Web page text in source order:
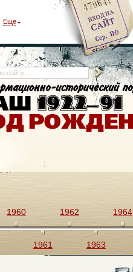
Еще
1960
1961
1962
1963
1964